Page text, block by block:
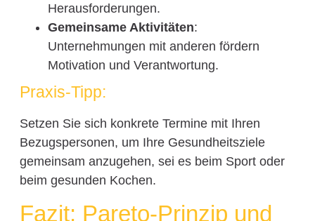
Herausforderungen.
Gemeinsame Aktivitäten:
Unternehmungen mit anderen fördern
Motivation und Verantwortung.
Praxis-Tipp:
Setzen Sie sich konkrete Termine mit Ihren
Bezugspersonen, um Ihre Gesundheitsziele
gemeinsam anzugehen, sei es beim Sport oder
beim gesunden Kochen.
Fazit: Pareto-Prinzip und